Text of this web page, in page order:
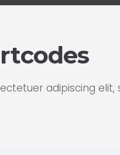
adipiscing